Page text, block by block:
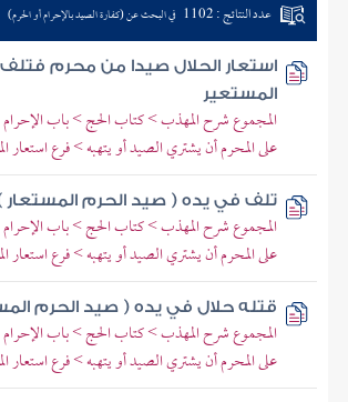
عدد النتائج : 1102 في البحث عن (كفارة الصيد بالإحرام أو الحرم)
استعار الحلال صيدا من محرم
المستعير
المجموع شرح المهذب > كتاب الحج > باب الإحرام
على المحرم أن يشتري الصيد أو يتهبه > فرع استعار
تلف في يده ( صيد الحرم المستعار
المجموع شرح المهذب > كتاب الحج > باب الإحرام
على المحرم أن يشتري الصيد أو يتهبه > فرع استعار
قتله حلال في يده ( صيد الحرم
المجموع شرح المهذب > كتاب الحج > باب الإحرام
على المحرم أن يشتري الصيد أو يتهبه > فرع استعار